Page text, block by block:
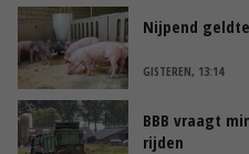
Nijpend
GISTEREN, 13:14
BBB vraagt
rijden